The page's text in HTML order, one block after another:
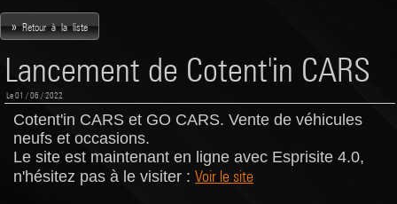
»Retour à la liste
Lancement de Cotent'in CARS
Le 01 / 06 / 2022
Cotent'in CARS et GO CARS. Vente de véhicules
neufs et occasions.
Le site est maintenant en ligne avec Esprisite 4.0,
n'hésitez pas à le visiter : Voir le site